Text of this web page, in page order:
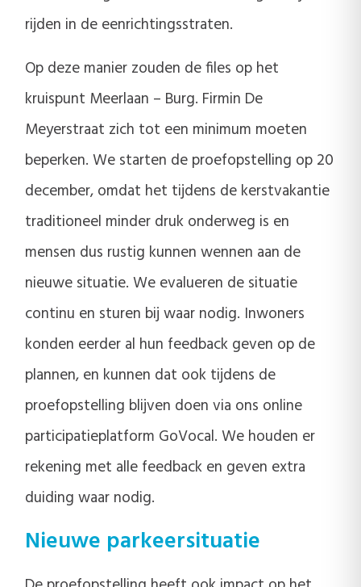
rijden in de eenrichtingsstraten.
Op deze manier zouden de files op het
kruispunt Meerlaan – Burg. Firmin De
Meyerstraat zich tot een minimum moeten
beperken. We starten de proefopstelling op 20
december, omdat het tijdens de kerstvakantie
traditioneel minder druk onderweg is en
mensen dus rustig kunnen wennen aan de
nieuwe situatie. We evalueren de situatie
continu en sturen bij waar nodig. Inwoners
konden eerder al hun feedback geven op de
plannen, en kunnen dat ook tijdens de
proefopstelling blijven doen via ons online
participatieplatform GoVocal. We houden er
rekening met alle feedback en geven extra
duiding waar nodig.
Nieuwe parkeersituatie